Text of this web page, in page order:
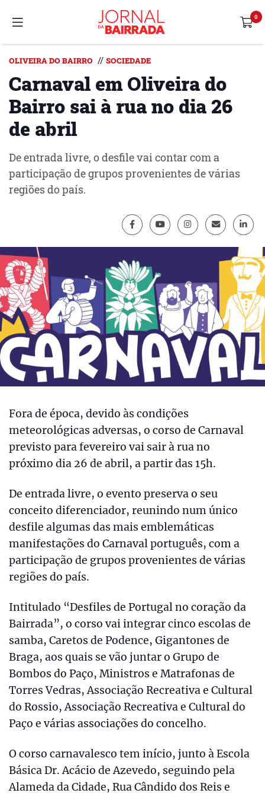
OLIVEIRA DO BAIRRO // SOCIEDADE
Carnaval em Oliveira do
Bairro sai à rua no dia 26
de abril
De entrada livre, o desfile vai contar com a
participação de grupos provenientes de várias
regiões do país.
Fora de época, devido às condições
meteorológicas adversas, o corso de Carnaval
previsto para fevereiro vai sair à rua no
próximo dia 26 de abril, a partir das 15h.
De entrada livre, o evento preserva o seu
conceito diferenciador, reunindo num único
desfile algumas das mais emblemáticas
manifestações do Carnaval português, com a
participação de grupos provenientes de várias
regiões do país.
Intitulado “Desfiles de Portugal no coração da
Bairrada”, o corso vai integrar cinco escolas de
samba, Caretos de Podence, Gigantones de
Braga, aos quais se vão juntar o Grupo de
Bombos do Paço, Ministros e Matrafonas de
Torres Vedras, Associação Recreativa e Cultural
do Rossio, Associação Recreativa e Cultural do
Paço e várias associações do concelho.
O corso carnavalesco tem início, junto à Escola
Básica Dr. Acácio de Azevedo, seguindo pela
Alameda da Cidade, Rua Cândido dos Reis e